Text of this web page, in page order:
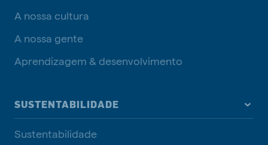
A nossa cultura
A nossa gente
Aprendizagem & desenvolvimento
SUSTENTABILIDADE
Sustentabilidade